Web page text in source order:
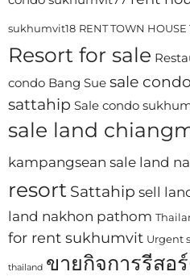
sukhumvit18 RENT TOWN
Resort for sale
condo Bang Sue sale
sattahip Sale condo
sale land
kampangsean sale land
resort Sattahip sell
land nakhon pathom
for rent sukhumvit Urgent
thailand ขายกิจการรีสอ